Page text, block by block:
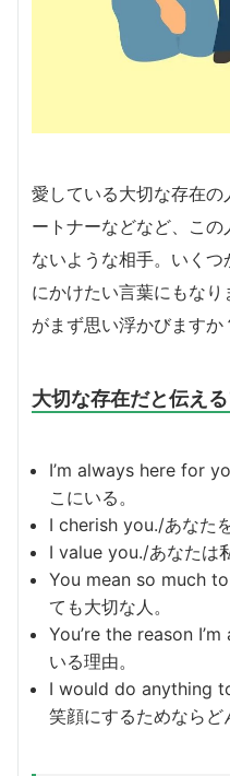
愛している大切な存在
ートナーなどなど、こ
ないような相手。いく
にかけたい言葉にもな
がまず思い浮かびますか
大切な存在だと伝え
I’m always here for
こにいる。
I cherish you./あなた
I value you./あなたは
You mean so much
ても大切な人。
You’re the reason
いる理由。
I would do anything
笑顔にするためならど